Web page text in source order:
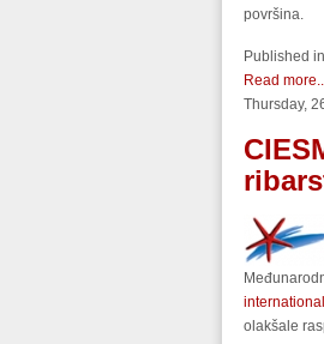
površina.
Published in
Read
Thursday,
olakšale